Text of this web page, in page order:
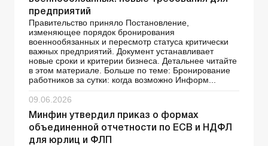
предприятий
Правительство приняло Постановление,
изменяющее порядок бронирования
военнообязанных и пересмотр статуса критически
важных предприятий. Документ устанавливает
новые сроки и критерии бизнеса. Детальнее читайте
в этом материале. Больше по теме: Бронирование
работников за сутки: когда возможно Информ...
09.06.2026
Минфин утвердил приказ о формах
объединенной отчетности по ЕСВ и НДФЛ
для юрлиц и ФЛП